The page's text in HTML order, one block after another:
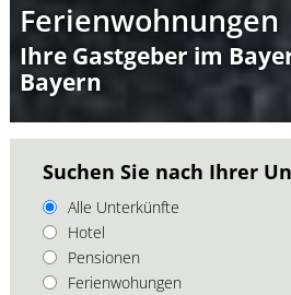
Ferienwohnungen
Ihre Gastgeber im
Bayern
Suchen Sie nach Ihrer
Alle Unterkünfte
Hotel
Pensionen
Ferienwohungen